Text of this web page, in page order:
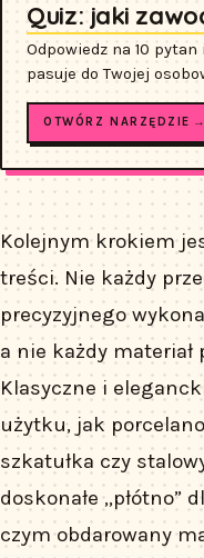
Quiz: jaki
Odpowiedz na 10
pasuje do Twojej
OTWÓRZ NARZĘDZIE →
Kolejnym krokiem
treści. Nie każdy
precyzyjnego
a nie każdy
Klasyczne i
użytku, jak
szkatułka czy
doskonałe „płótno”
czym obdarowany